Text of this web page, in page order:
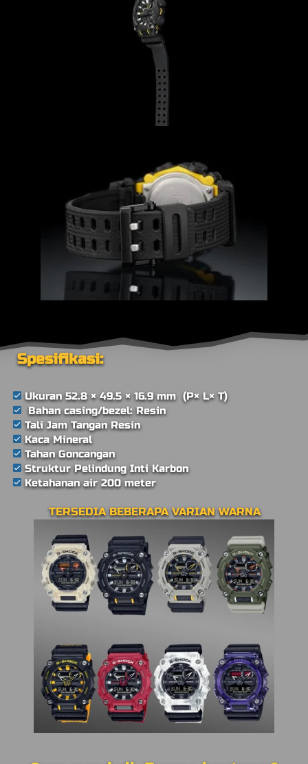
Spesifikasi:
Ukuran 52.8 × 49.5 × 16.9 mm (P× L× T)
Bahan casing/bezel: Resin
Tali Jam Tangan Resin
Kaca Mineral
Tahan Goncangan
Struktur Pelindung Inti Karbon
Ketahanan air 200 meter
TERSEDIA BEBERAPA VARIAN WARNA